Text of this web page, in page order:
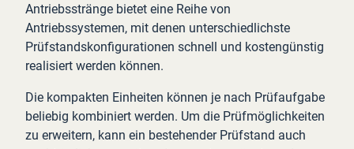
Antriebsstränge bietet eine Reihe von
Antriebssystemen, mit denen unterschiedlichste
Prüfstandskonfigurationen schnell und kostengünstig
realisiert werden können.
Die kompakten Einheiten können je nach Prüfaufgabe
beliebig kombiniert werden. Um die Prüfmöglichkeiten
zu erweitern, kann ein bestehender Prüfstand auch